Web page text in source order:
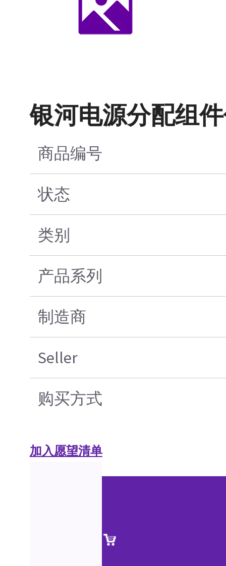
银河电源分配组
商品编号
状态
类别
产品系列
制造商
Seller
购买方式
加入愿望清单